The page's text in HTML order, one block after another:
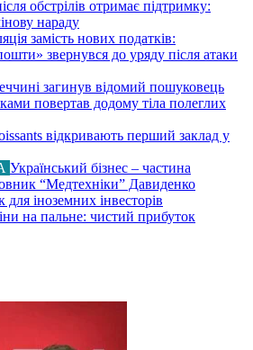
обстрілів отримає підтримку:
нараду
замість нових податків:
звернувся до уряду після атаки
загинув відомий пошуковець
повертав додому тіла полеглих
відкривають перший заклад у
Український бізнес – частина
“Медтехніки” Давиденко
іноземних інвесторів
на пальне: чистий прибуток